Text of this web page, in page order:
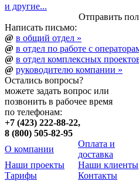
и другие...
Отправить
Написать письмо:
@ в общий отдел »
@ в отдел по работе с
@ в отдел комплексных
@ руководителю компании »
Остались вопросы?
можете задать вопрос или
позвонить в рабочее время
по телефонам:
+7 (423) 222-88-22,
8 (800) 505-82-95
О компании
Оплата и
доставка
Наши проекты
Наши клиенты
Тарифы
Контакты